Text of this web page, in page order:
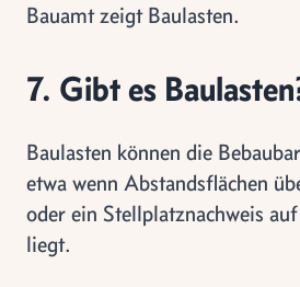
Bauamt zeigt Baulasten.
7. Gibt es
Baulasten können die
etwa wenn Abstandsflächen
oder ein Stellplatznachweis
liegt.